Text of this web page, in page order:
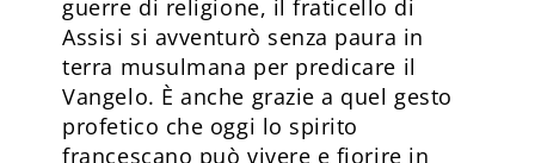
guerre di religione, il fraticello di
Assisi si avventurò senza paura in
terra musulmana per predicare il
Vangelo. È anche grazie a quel gesto
profetico che oggi lo spirito
francescano può vivere e fiorire in